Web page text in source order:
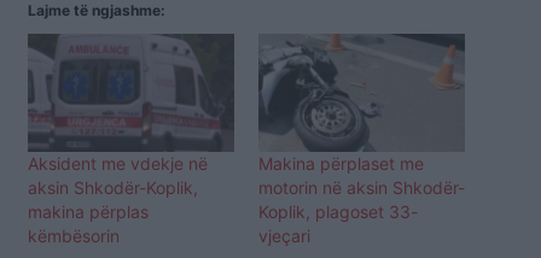
Lajme të ngjashme:
Aksident me vdekje në
aksin Shkodër-Koplik,
makina përplas
këmbësorin
Makina përplaset me
motorin në aksin Shkodër-
Koplik, plagoset 33-
vjeçari